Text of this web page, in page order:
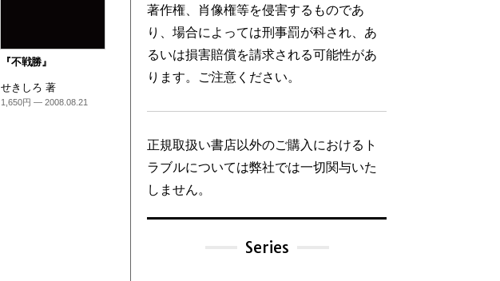
『不戦勝』
せきしろ 著
1,650円 — 2008.08.21
著作権、肖像権等を侵害するものであ
り、場合によっては刑事罰が科され、あ
るいは損害賠償を請求される可能性があ
ります。ご注意ください。
正規取扱い書店以外のご購入におけるト
ラブルについては弊社では一切関与いた
しません。
Series